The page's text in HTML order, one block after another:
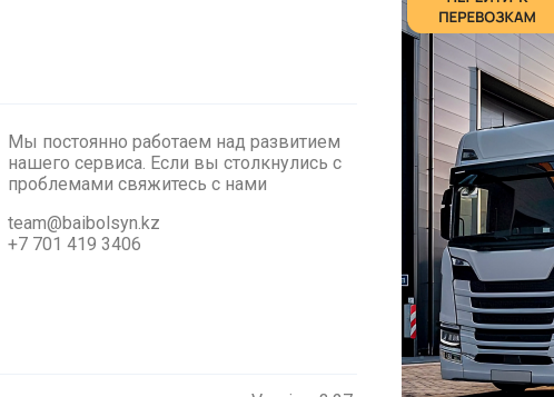
Мы постоянно работаем над развитием
нашего сервиса. Если вы столкнулись с
проблемами cвяжитесь с нами
team@baibolsyn.kz
+7 701 419 3406